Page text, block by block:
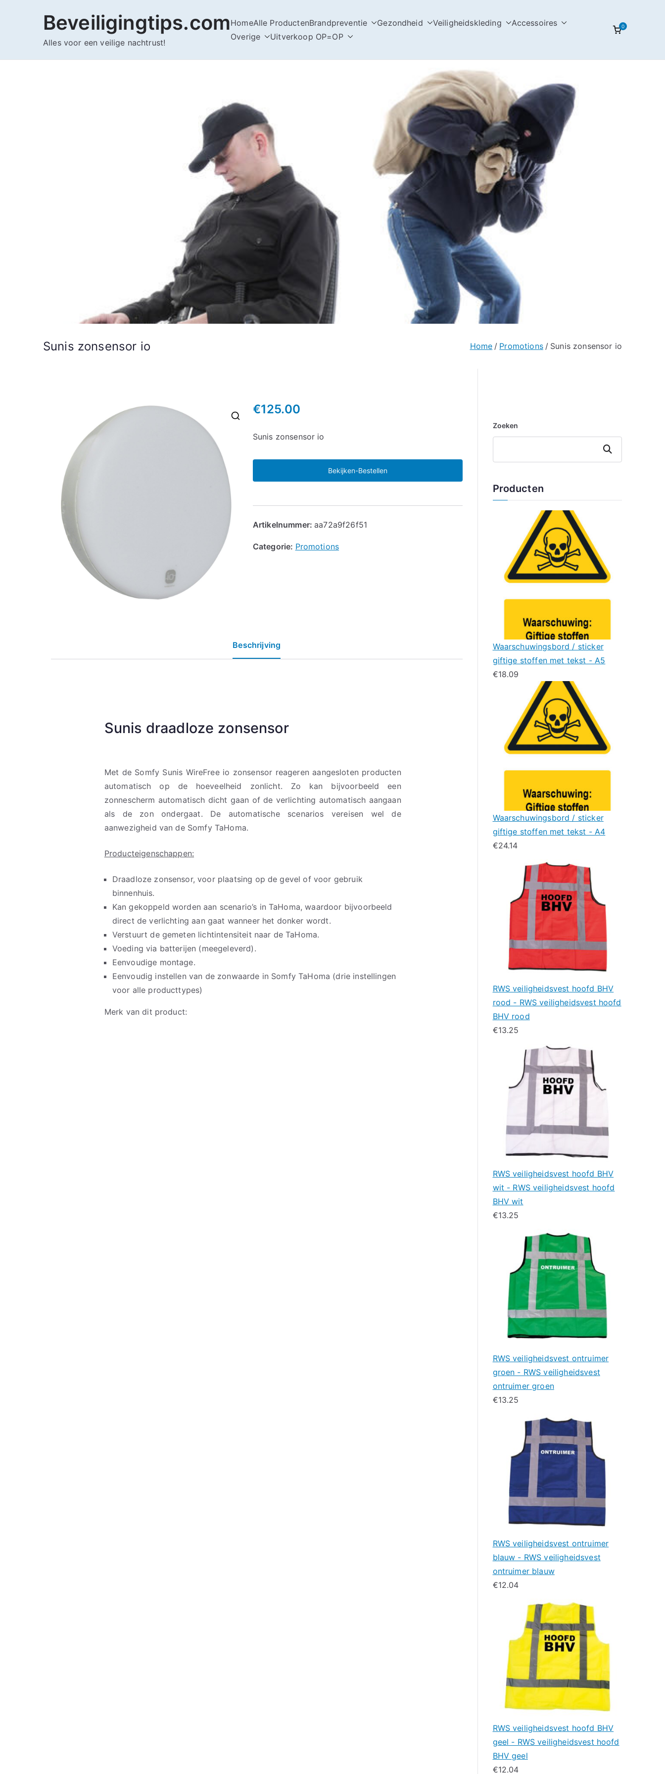
Beveiligingtips.com
Alles voor een veilige nachtrust!
HomeAlle ProductenBrandpreventie Gezondheid Veiligheidskleding
Accessoires
Overige
Uitverkoop OP=OP
0
Sunis zonsensor io Home Promotions Sunis zonsensor io
€125.00
Sunis zonsensor io
Bekijken-Bestellen
Artikelnummer:aa72a9f26f51
Categorie: Promotions
Beschrijving
Sunis draadloze zonsensor
Met de Somfy Sunis WireFree io zonsensor reageren aangesloten producten
automatisch op de hoeveelheid zonlicht. Zo kan bijvoorbeeld een
zonnescherm automatisch dicht gaan of de verlichting automatisch aangaan
als de zon ondergaat. De automatische scenarios vereisen wel de
aanwezigheid van de Somfy TaHoma.
Producteigenschappen:
Draadloze zonsensor, voor plaatsing op de gevel of voor gebruik
binnenhuis.
Kan gekoppeld worden aan scenario’s in TaHoma, waardoor bijvoorbeeld
direct de verlichting aan gaat wanneer het donker wordt.
Verstuurt de gemeten lichtintensiteit naar de TaHoma.
Voeding via batterijen (meegeleverd).
Eenvoudige montage.
Eenvoudig instellen van de zonwaarde in Somfy TaHoma (drie instellingen
voor alle producttypes)
Merk van dit product:
Zoeken
Zoeken
Producten
Waarschuwingsbord / sticker
giftige stoffen met tekst - A5
€18.09
Waarschuwingsbord / sticker
giftige stoffen met tekst - A4
€24.14
RWS veiligheidsvest hoofd BHV
rood - RWS veiligheidsvest hoofd
BHV rood
€13.25
RWS veiligheidsvest hoofd BHV
wit - RWS veiligheidsvest hoofd
BHV wit
€13.25
RWS veiligheidsvest ontruimer
groen - RWS veiligheidsvest
ontruimer groen
€13.25
RWS veiligheidsvest ontruimer
blauw - RWS veiligheidsvest
ontruimer blauw
€12.04
RWS veiligheidsvest hoofd BHV
geel - RWS veiligheidsvest hoofd
BHV geel
€12.04